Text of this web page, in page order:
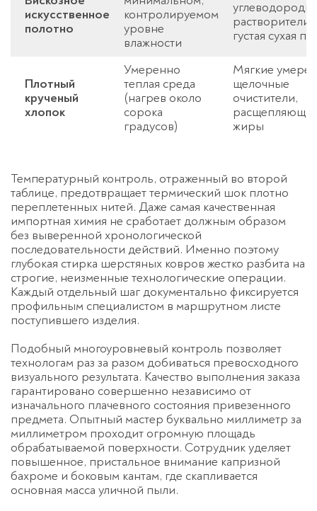
искусственное
полотно
контролируемом
уровне
влажности
растворители,
густая сухая
Плотный
крученый
хлопок
Умеренно
теплая среда
(нагрев около
сорока
градусов)
Мягкие
щелочные
очистители,
жиры
Температурный контроль, отраженный во второй
таблице, предотвращает термический шок плотно
переплетенных нитей. Даже самая качественная
импортная химия не сработает должным образом
без выверенной хронологической
последовательности действий. Именно поэтому
глубокая стирка шерстяных ковров жестко разбита на
строгие, неизменные технологические операции.
Каждый отдельный шаг документально фиксируется
профильным специалистом в маршрутном листе
поступившего изделия.
Подобный многоуровневый контроль позволяет
технологам раз за разом добиваться превосходного
визуального результата. Качество выполнения заказа
гарантировано совершенно независимо от
изначального плачевного состояния привезенного
предмета. Опытный мастер буквально миллиметр за
миллиметром проходит огромную площадь
обрабатываемой поверхности. Сотрудник уделяет
повышенное, пристальное внимание капризной
бахроме и боковым кантам, где скапливается
основная масса уличной пыли.